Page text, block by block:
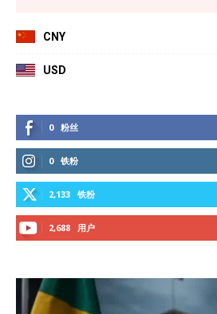
CNY
USD
0 粉丝
0 铁粉
2,133 铁粉
2,688 用户